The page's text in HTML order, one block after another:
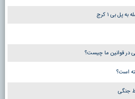
پل بی ۱ کرج
در قوانین ما چیست؟
است؟
جنگی